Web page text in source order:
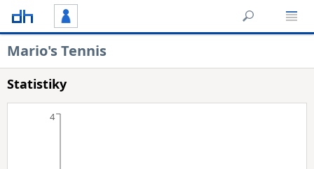
Mario's Tennis
Statistiky
4